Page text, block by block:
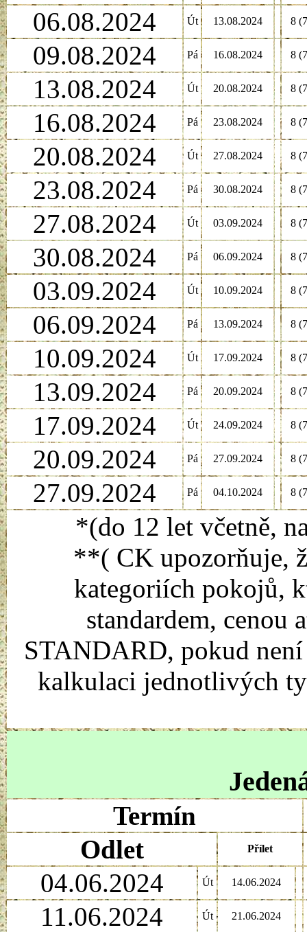
06.08.2024
Út 13.08.2024 8
09.08.2024 Pá 16.08.2024 8
13.08.2024 Út 20.08.2024 8
16.08.2024 Pá 23.08.2024 8
20.08.2024 Út 27.08.2024 8
23.08.2024 Pá 30.08.2024 8
27.08.2024 Út 03.09.2024 8
30.08.2024 Pá 06.09.2024 8
03.09.2024 Út 10.09.2024 8
06.09.2024 Pá 13.09.2024 8
10.09.2024 Út 17.09.2024 8
13.09.2024 Pá 20.09.2024 8
17.09.2024 Út 24.09.2024 8
20.09.2024 Pá 27.09.2024 8
27.09.2024 Pá 04.10.2024 8
*(do 12 let včetně,
**( CK upozorňuje,
kategoriích pokojů,
standardem,
STANDARD, pokud
kalkulaci jednotlivých
Termín
Odlet
Přílet
04.06.2024 Út 14.06.2024
11.06.2024 Út 21.06.2024